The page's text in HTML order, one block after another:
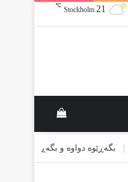
Stockholm 21
℃
بینینی
بگەڕێوە دواوە و بگەڕێوە